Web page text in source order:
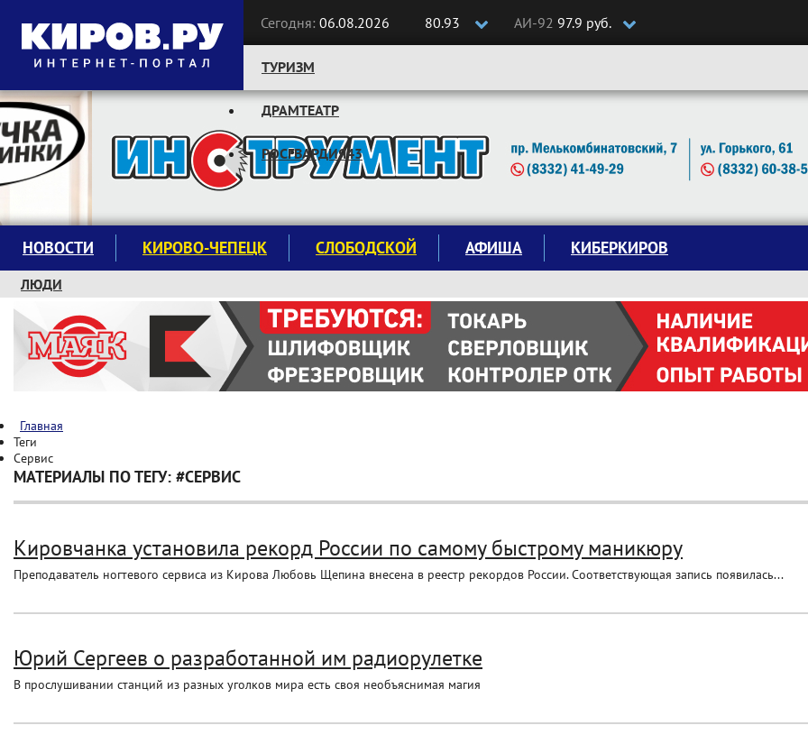
Сегодня: 06.08.2026 80.93 АИ-92 97.9 руб.
Следите за новостями:
ТУРИЗМ
ДРАМТЕАТР
РОСГВАРДИЯ43
НОВОСТИ КИРОВО-ЧЕПЕЦК СЛОБОДСКОЙ АФИША КИБЕРКИРОВ
ЛЮДИ
КРУЖКИ И СЕКЦИИ
ЗАВОДУ "МАЯК" 85 ЛЕТ
ЭКОЛОГИЯ
Главная
Теги
Сервис
МАТЕРИАЛЫ ПО ТЕГУ: #СЕРВИС
Кировчанка установила рекорд России по самому быстрому маникюру
Преподаватель ногтевого сервиса из Кирова Любовь Щепина внесена в реестр рекордов России. Соответствующая запись появилась...
Юрий Сергеев о разработанной им радиорулетке
В прослушивании станций из разных уголков мира есть своя необъяснимая магия